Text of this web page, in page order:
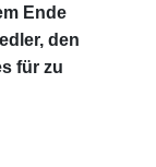
Ende
den
für zu